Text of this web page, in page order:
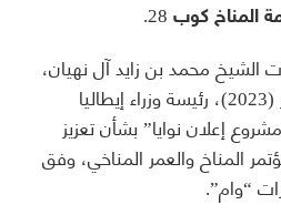
كوب 28.
الشيخ محمد بن زايد آل نهيان،
اليوم السبت 4 مارس/آذار (2023)، رئيسة وزراء إيطاليا
إعلان نوايا” بشأن تعزيز
المناخ والعمر المناخي، وفق
“وام”.